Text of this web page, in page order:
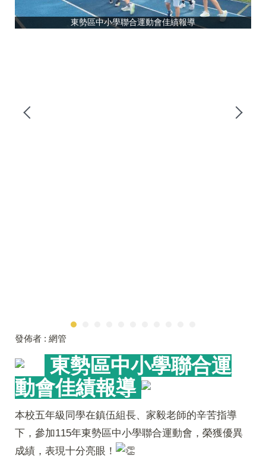
東勢區中小學聯合運動會佳績報導
發佈者 : 網管
東勢區中小學聯合運
動會佳績報導
本校五年級同學在鎮伍組長、家毅老師的辛苦指導
下，參加115年東勢區中小學聯合運動會，榮獲優異
成績，表現十分亮眼！